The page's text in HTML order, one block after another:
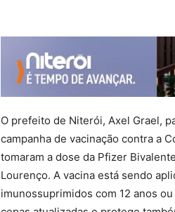
O prefeito de Niterói, Axel Grael,
campanha de vacinação contra a
tomaram a dose da Pfizer
Lourenço. A vacina está sendo
imunossuprimidos com 12 anos